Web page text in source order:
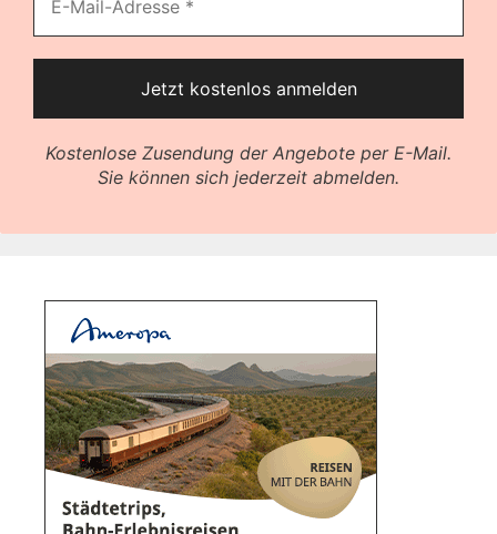
Kostenlose Zusendung der Angebote per E-Mail.
Sie können sich jederzeit abmelden.